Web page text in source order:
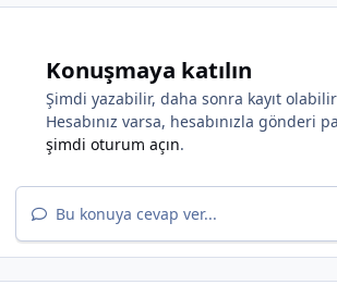
Konuşmaya katılın
Şimdi yazabilir, daha sonra kayıt
Hesabınız varsa, hesabınızla gönderi
şimdi oturum açın.
Bu konuya cevap ver...